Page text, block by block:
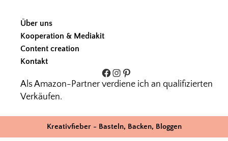
Über uns
Kooperation & Mediakit
Content creation
Kontakt
Facebook
Instagram
Pinterest
Als Amazon-Partner verdiene ich an qualifizierten
Verkäufen.
Kreativfieber - Basteln, Backen, Bloggen